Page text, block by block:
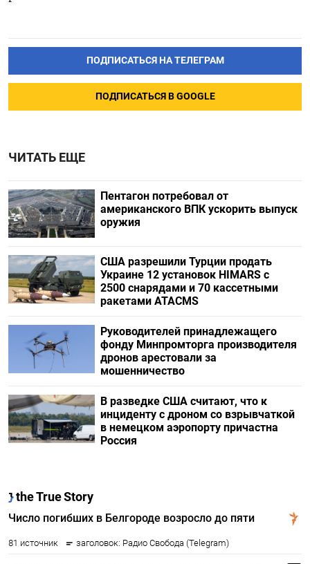
ПОДПИСАТЬСЯ НА ТЕЛЕГРАМ
ПОДПИСАТЬСЯ В GOOGLE
ЧИТАТЬ ЕЩЕ
Пентагон потребовал от
американского ВПК ускорить выпуск
оружия
США разрешили Турции продать
Украине 12 установок HIMARS с
2500 снарядами и 70 кассетными
ракетами ATACMS
Руководителей принадлежащего
фонду Минпромторга производителя
дронов арестовали за
мошенничество
В разведке США считают, что к
инциденту с дроном со взрывчаткой
в немецком аэропорту причастна
Россия